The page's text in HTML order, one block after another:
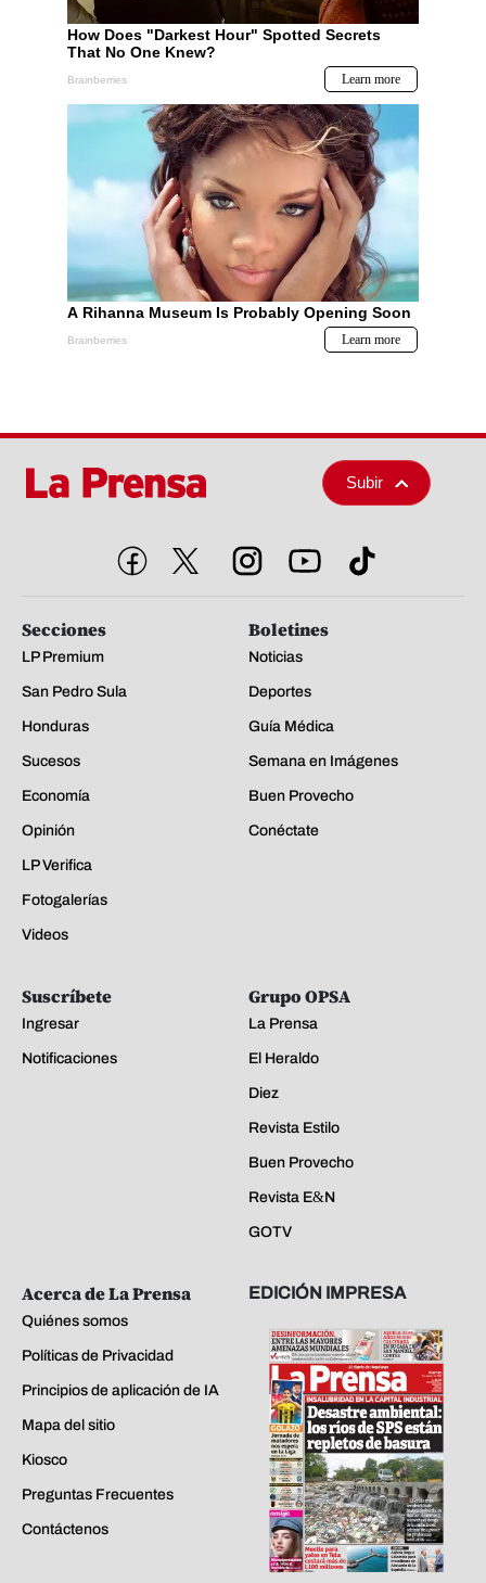
Subir
Secciones
LP Premium
San Pedro Sula
Honduras
Sucesos
Economía
Opinión
LP Verifica
Fotogalerías
Videos
Boletines
Noticias
Deportes
Guía Médica
Semana en Imágenes
Buen Provecho
Conéctate
Suscríbete
Ingresar
Notificaciones
Grupo OPSA
La Prensa
El Heraldo
Diez
Revista Estilo
Buen Provecho
Revista E&N
GOTV
Acerca de La Prensa
Quiénes somos
Políticas de Privacidad
Principios de aplicación de IA
Mapa del sitio
Kiosco
Preguntas Frecuentes
Contáctenos
EDICIÓN IMPRESA